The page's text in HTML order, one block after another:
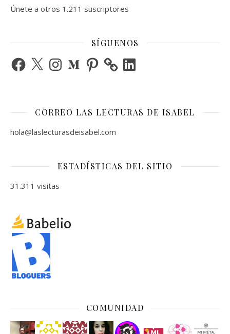
Únete a otros 1.211 suscriptores
SÍGUENOS
Facebook
X InstagramMediumPinterest LinkedIn
CORREO LAS LECTURAS DE ISABEL
hola@laslecturasdeisabel.com
ESTADÍSTICAS DEL SITIO
31.311 visitas
COMUNIDAD